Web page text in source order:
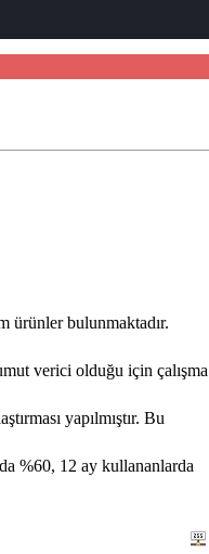
ürünler bulunmaktadır.
verici olduğu için çalışma
yapılmıştır. Bu
%60, 12 ay kullananlarda